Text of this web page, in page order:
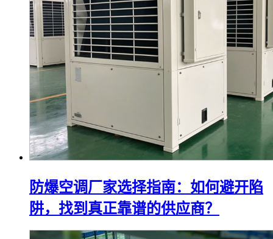
防爆空调厂家选择指南：如何避开陷
阱，找到真正靠谱的供应商？